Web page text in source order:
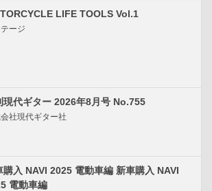
LIFE TOOLS Vol.1
ージ
現代ギター 2026年8月号 No.755
社現代ギター社
購入 NAVI 2025 電動車編 新車購入 NAVI
電動車編